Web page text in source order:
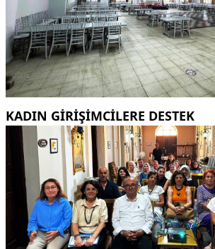
KADIN GİRİŞİMCİLERE DESTEK